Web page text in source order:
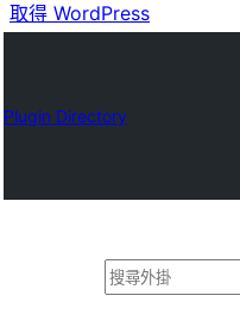
取得 WordPress
Plugin Directory
搜